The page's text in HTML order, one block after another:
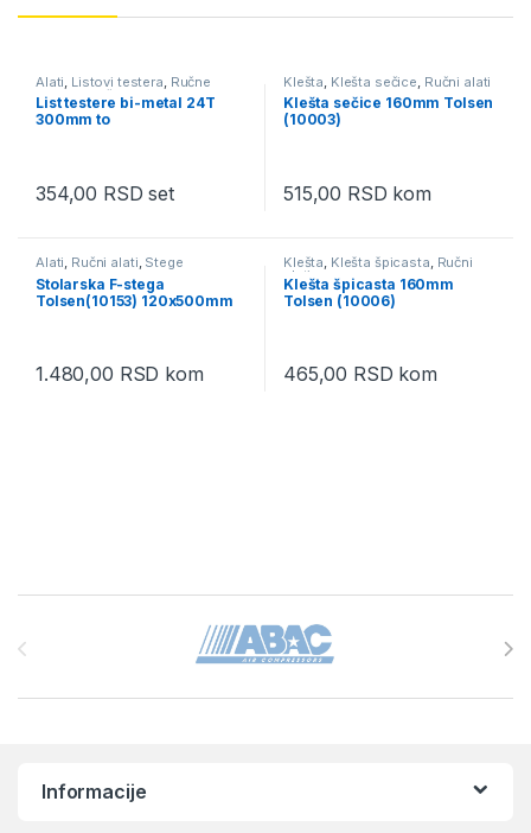
Alati Listovi testera Ručne
testere ,Ručni alati
List testere bi-metal 24T
300mm to
354,00 RSD set
Klešta Klešta sečice Ručni alati
Klešta sečice 160mm Tolsen
(10003)
515,00 RSD kom
Alati, Ručni alati, Stege
Stolarska F-stega
Tolsen(10153) 120x500mm
1.480,00 RSD kom
Klešta, Klešta špicasta, Ručni
alati
Klešta špicasta 160mm
Tolsen (10006)
465,00 RSD kom
Brands Carousel
Informacije